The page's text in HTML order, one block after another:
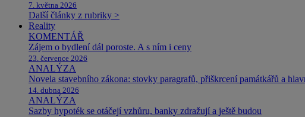
7. května 2026
Další články z rubriky >
Reality
KOMENTÁŘ
Zájem o bydlení dál poroste. A s ním i ceny
23. července 2026
ANALÝZA
Novela stavebního zákona: stovky paragrafů, přiškrcení památkářů a
14. dubna 2026
ANALÝZA
Sazby hypoték se otáčejí vzhůru, banky zdražují a ještě budou